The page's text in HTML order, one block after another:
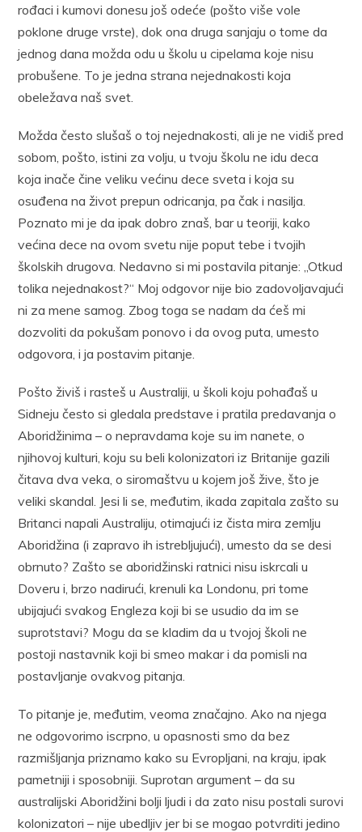
rođaci i kumovi donesu još odeće (pošto više vole
poklone druge vrste), dok ona druga sanjaju o tome da
jednog dana možda odu u školu u cipelama koje nisu
probušene. To je jedna strana nejednakosti koja
obeležava naš svet.
Možda često slušaš o toj nejednakosti, ali je ne vidiš pred
sobom, pošto, istini za volju, u tvoju školu ne idu deca
koja inače čine veliku većinu dece sveta i koja su
osuđena na život prepun odricanja, pa čak i nasilja.
Poznato mi je da ipak dobro znaš, bar u teoriji, kako
većina dece na ovom svetu nije poput tebe i tvojih
školskih drugova. Nedavno si mi postavila pitanje: „Otkud
tolika nejednakost?“ Moj odgovor nije bio zadovoljavajući
ni za mene samog. Zbog toga se nadam da ćeš mi
dozvoliti da pokušam ponovo i da ovog puta, umesto
odgovora, i ja postavim pitanje.
Pošto živiš i rasteš u Australiji, u školi koju pohađaš u
Sidneju često si gledala predstave i pratila predavanja o
Aboridžinima – o nepravdama koje su im nanete, o
njihovoj kulturi, koju su beli kolonizatori iz Britanije gazili
čitava dva veka, o siromaštvu u kojem još žive, što je
veliki skandal. Jesi li se, međutim, ikada zapitala zašto su
Britanci napali Australiju, otimajući iz čista mira zemlju
Aboridžina (i zapravo ih istrebljujući), umesto da se desi
obrnuto? Zašto se aboridžinski ratnici nisu iskrcali u
Doveru i, brzo nadirući, krenuli ka Londonu, pri tome
ubijajući svakog Engleza koji bi se usudio da im se
suprotstavi? Mogu da se kladim da u tvojoj školi ne
postoji nastavnik koji bi smeo makar i da pomisli na
postavljanje ovakvog pitanja.
To pitanje je, međutim, veoma značajno. Ako na njega
ne odgovorimo iscrpno, u opasnosti smo da bez
razmišljanja priznamo kako su Evropljani, na kraju, ipak
pametniji i sposobniji. Suprotan argument – da su
australijski Aboridžini bolji ljudi i da zato nisu postali surovi
kolonizatori – nije ubedljiv jer bi se mogao potvrditi jedino